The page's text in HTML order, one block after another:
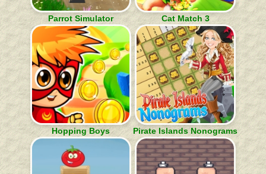
Parrot Simulator Cat Match 3
Hopping Boys Pirate Islands Nonograms